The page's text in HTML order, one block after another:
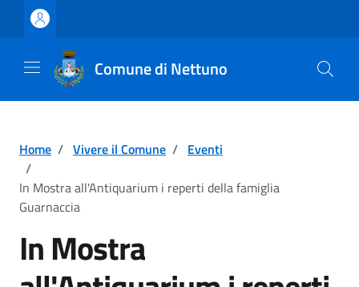
Vai ai contenuti
Vai al footer
Comune di Nettuno
Home / Vivere il Comune / Eventi
/
In Mostra all'Antiquarium i reperti della famiglia
Guarnaccia
In Mostra